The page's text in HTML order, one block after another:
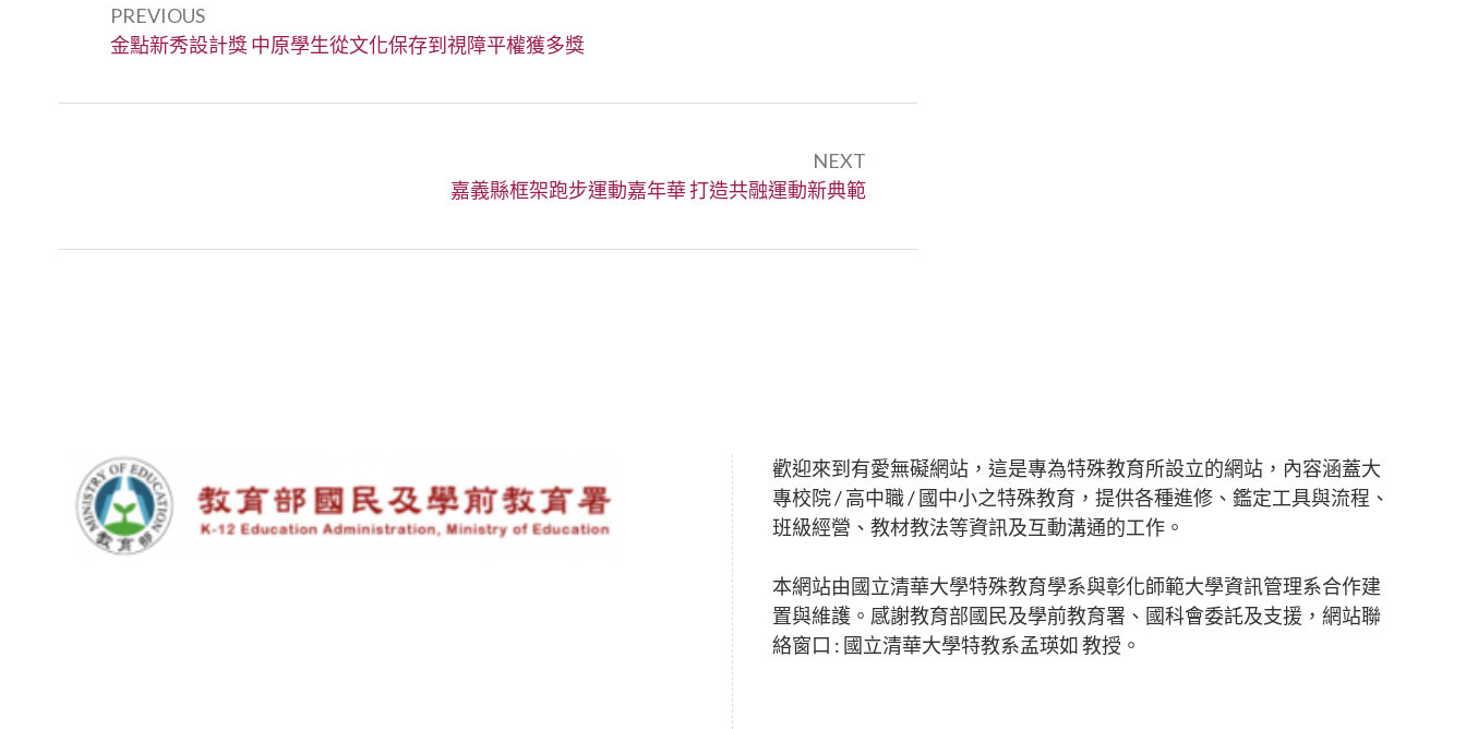
覽
PREVIOUS
Previous:
金點新秀設計獎 中原學生從文化保存到視障平權獲多獎
NEXT
Next:
嘉義縣框架跑步運動嘉年華 打造共融運動新典範
Subsidiary
Sidebar
歡迎來到有愛無礙網站，這是專為特殊教育所設立的網站，內容涵蓋大
專校院 / 高中職 / 國中小之特殊教育，提供各種進修、鑑定工具與流程、
班級經營、教材教法等資訊及互動溝通的工作。
本網站由國立清華大學特殊教育學系與彰化師範大學資訊管理系合作建
置與維護。感謝教育部國民及學前教育署、國科會委託及支援，網站聯
絡窗口 : 國立清華大學特教系孟瑛如 教授。